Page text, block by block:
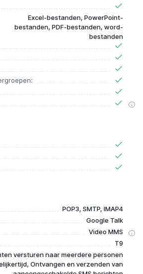
Excel-bestanden, PowerPoint-
bestanden, PDF-bestanden, word-
bestanden
POP3, SMTP, IMAP4
Google Talk
Video MMS
T9
versturen naar meerdere personen
Ontvangen en verzenden van